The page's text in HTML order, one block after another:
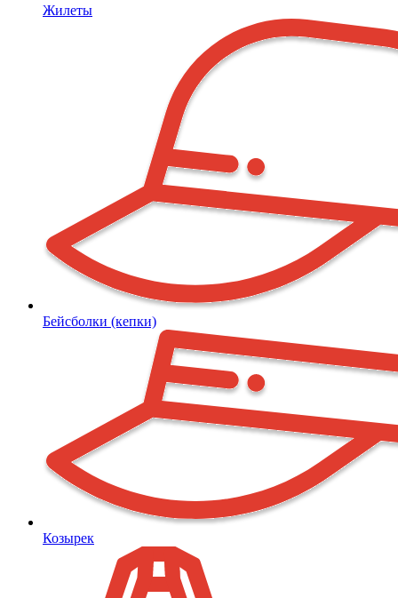
Жилеты
Бейсболки (кепки)
Козырек